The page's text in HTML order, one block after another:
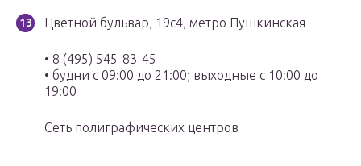
Цветной бульвар, 19с4, метро Пушкинская
• 8 (495) 545-83-45
• будни с 09:00 до 21:00; выходные с 10:00 до
19:00
Сеть полиграфических центров